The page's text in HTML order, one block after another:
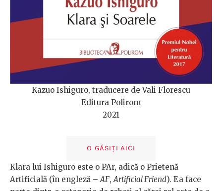
Kazuo Ishiguro, traducere de Vali Florescu
Editura Polirom
2021
O GĂSIȚI AICI
Klara lui Ishiguro este o PAr, adică o Prietenă
Artificială (în engleză –AF,Artificial Friend). Ea face